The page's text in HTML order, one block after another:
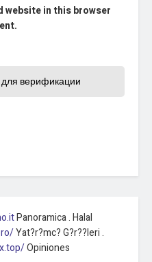
website in this browser
верификации
Panoramica . Halal
Yat?r?mc? G?r??leri .
Opiniones